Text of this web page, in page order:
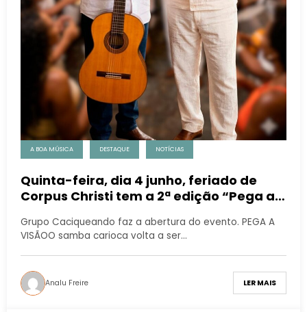
A BOA MÚSICA DESTAQUE NOTÍCIAS
Quinta-feira, dia 4 junho, feriado de
Corpus Christi tem a 2ª edição “Pega a
Cacique de Ramos
Grupo Caciqueando faz a abertura do evento. PEGA A
VISÃOO samba carioca volta a ser…
Analu Freire LER MAIS